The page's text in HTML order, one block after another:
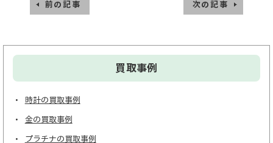
前の記事 次の記事
買取事例
時計の買取事例
金の買取事例
プラチナの買取事例